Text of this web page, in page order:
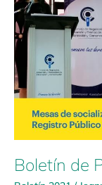
Boletín de
Prensa
24